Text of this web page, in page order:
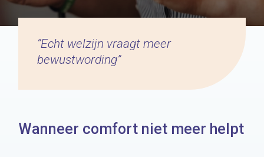
“Echt welzijn vraagt meer
bewustwording”
Wanneer comfort niet meer helpt